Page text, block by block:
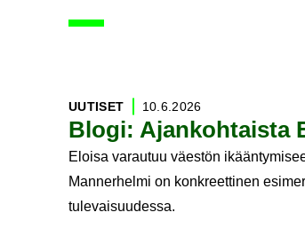
Blogi: Ajan­koh­tais­ta
UU­TI­SET 10.6.2026
Eloisa varautuu väestön
Mannerhelmi on konkreettinen
tulevaisuudessa.